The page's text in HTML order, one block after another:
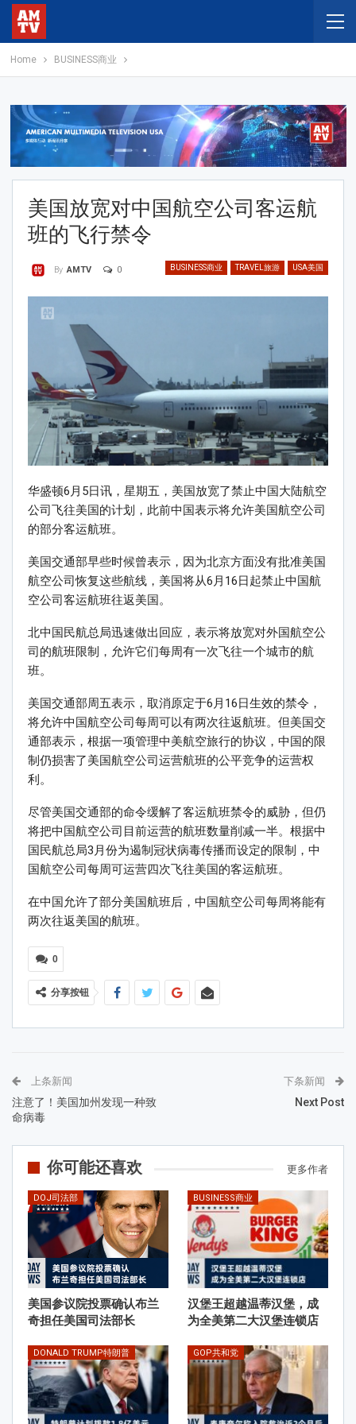
Home BUSINESS商业
美国放宽对中国航空公司客运航
班的飞行禁令
BUSINESS商业 TRAVEL旅游 USA美国
By AMTV 0
华盛顿6月5日讯，星期五，美国放宽了禁止中国大陆航空
公司飞往美国的计划，此前中国表示将允许美国航空公司
的部分客运航班。
美国交通部早些时候曾表示，因为北京方面没有批准美国
航空公司恢复这些航线，美国将从6月16日起禁止中国航
空公司客运航班往返美国。
北中国民航总局迅速做出回应，表示将放宽对外国航空公
司的航班限制，允许它们每周有一次飞往一个城市的航
班。
美国交通部周五表示，取消原定于6月16日生效的禁令，
将允许中国航空公司每周可以有两次往返航班。但美国交
通部表示，根据一项管理中美航空旅行的协议，中国的限
制仍损害了美国航空公司运营航班的公平竞争的运营权
利。
尽管美国交通部的命令缓解了客运航班禁令的威胁，但仍
将把中国航空公司目前运营的航班数量削减一半。根据中
国民航总局3月份为遏制冠状病毒传播而设定的限制，中
国航空公司每周可运营四次飞往美国的客运航班。
在中国允许了部分美国航班后，中国航空公司每周将能有
两次往返美国的航班。
0
分享按钮
上条新闻
注意了！美国加州发现一种致
命病毒
下条新闻
Next Post
你可能还喜欢 更多作者
DOJ司法部
美国参议院投票确认布兰
奇担任美国司法部长
BUSINESS商业
汉堡王超越温蒂汉堡，成
为全美第二大汉堡连锁店
DONALD TRUMP特朗普 GOP共和党